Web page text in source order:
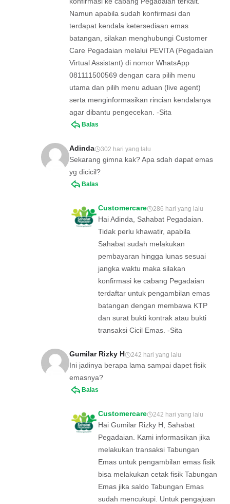
Namun apabila sudah konfirmasi dan
terdapat kendala ketersediaan emas
batangan, silakan menghubungi Customer
Care Pegadaian melalui PEVITA (Pegadaian
Virtual Assistant) di nomor WhatsApp
081111500569 dengan cara pilih menu
utama dan pilih menu aduan (live agent)
serta menginformasikan rincian kendalanya
agar dibantu pengecekan. -Sita
Balas
Adinda 302 hari yang lalu
Sekarang gimna kak? Apa sdah dapat emas
yg dicicil?
Balas
Customercare 286 hari yang lalu
Hai Adinda, Sahabat Pegadaian.
Tidak perlu khawatir, apabila
Sahabat sudah melakukan
pembayaran hingga lunas sesuai
jangka waktu maka silakan
konfirmasi ke cabang Pegadaian
terdaftar untuk pengambilan emas
batangan dengan membawa KTP
dan surat bukti kontrak atau bukti
transaksi Cicil Emas. -Sita
Gumilar Rizky H 242 hari yang lalu
Ini jadinya berapa lama sampai dapet fisik
emasnya?
Balas
Customercare 242 hari yang lalu
Hai Gumilar Rizky H, Sahabat
Pegadaian. Kami informasikan jika
melakukan transaksi Tabungan
Emas untuk pengambilan emas fisik
bisa melakukan cetak fisik Tabungan
Emas jika saldo Tabungan Emas
sudah mencukupi. Untuk pengajuan